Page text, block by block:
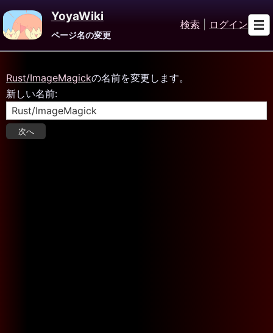
YoyaWiki
ページ名の変更
検索 ログイン
Rust/ImageMagickの名前を変更します。
新しい名前: